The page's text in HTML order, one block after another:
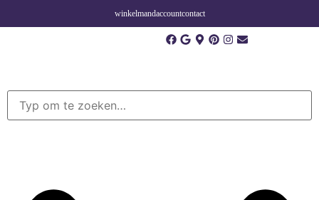
winkelmandaccountcontact